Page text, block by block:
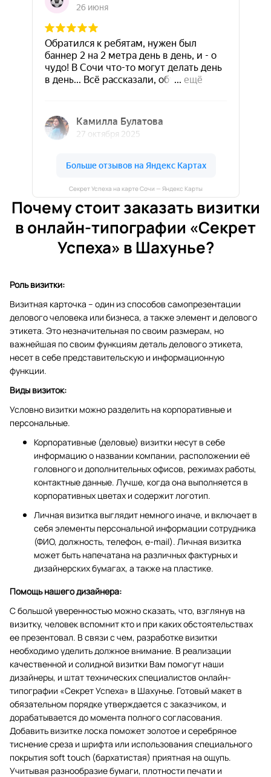
Секрет Успеха на карте Сочи — Яндекс Карты
Почему стоит заказать визитки
в онлайн-типографии «Секрет
Успеха» в Шахунье?
Роль визитки:
Визитная карточка – один из способов самопрезентации
делового человека или бизнеса, а также элемент и делового
этикета. Это незначительная по своим размерам, но
важнейшая по своим функциям деталь делового этикета,
несет в себе представительскую и информационную
функции.
Виды визиток:
Условно визитки можно разделить на корпоративные и
персональные.
Корпоративные (деловые) визитки несут в себе
информацию о названии компании, расположении её
головного и дополнительных офисов, режимах работы,
контактные данные. Лучше, когда она выполняется в
корпоративных цветах и содержит логотип.
Личная визитка выглядит немного иначе, и включает в
себя элементы персональной информации сотрудника
(ФИО, должность, телефон, e-mail). Личная визитка
может быть напечатана на различных фактурных и
дизайнерских бумагах, а также на пластике.
Помощь нашего дизайнера:
С большой уверенностью можно сказать, что, взглянув на
визитку, человек вспомнит кто и при каких обстоятельствах
ее презентовал. В связи с чем, разработке визитки
необходимо уделить должное внимание. В реализации
качественной и солидной визитки Вам помогут наши
дизайнеры, и штат технических специалистов онлайн-
типографии «Секрет Успеха» в Шахунье. Готовый макет в
обязательном порядке утверждается с заказчиком, и
дорабатывается до момента полного согласования.
Добавить визитке лоска поможет золотое и серебряное
тиснение среза и шрифта или использования специального
покрытия soft touch (бархатистая) приятная на ощупь.
Учитывая разнообразие бумаги, плотности печати и